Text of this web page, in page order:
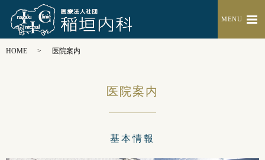
MENU
HOME 医院案内
医院案内
基本情報